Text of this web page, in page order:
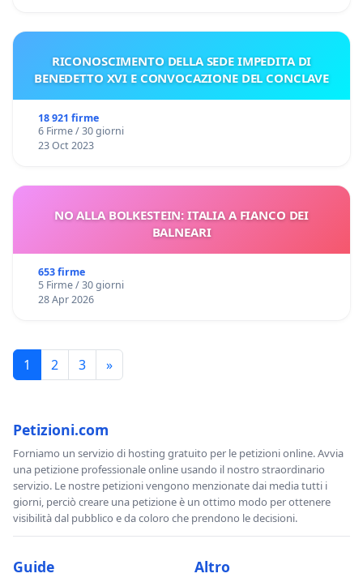
RICONOSCIMENTO DELLA SEDE IMPEDITA DI
BENEDETTO XVI E CONVOCAZIONE DEL CONCLAVE
18 921 firme
6 Firme / 30 giorni
23 Oct 2023
NO ALLA BOLKESTEIN: ITALIA A FIANCO DEI
BALNEARI
653 firme
5 Firme / 30 giorni
28 Apr 2026
1 2 3 »
Petizioni.com
Forniamo un servizio di hosting gratuito per le petizioni online. Avvia
una petizione professionale online usando il nostro straordinario
servizio. Le nostre petizioni vengono menzionate dai media tutti i
giorni, perciò creare una petizione è un ottimo modo per ottenere
visibilità dal pubblico e da coloro che prendono le decisioni.
Guide Altro